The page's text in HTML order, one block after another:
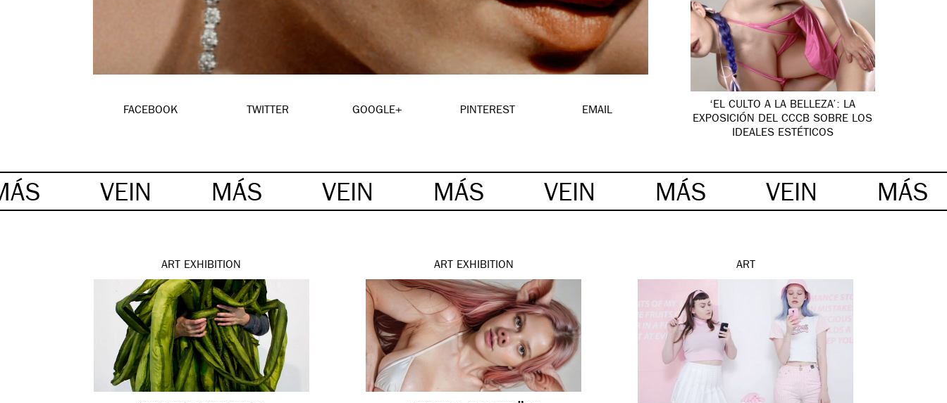
FACEBOOK TWITTER GOOGLE+ PINTEREST EMAIL
‘EL CULTO A LA BELLEZA’: LA
EXPOSICIÓN DEL CCCB SOBRE LOS
IDEALES ESTÉTICOS
VEIN MÁS VEIN MÁS VEIN MÁS VEIN MÁS
ART EXHIBITION ART EXHIBITION ART